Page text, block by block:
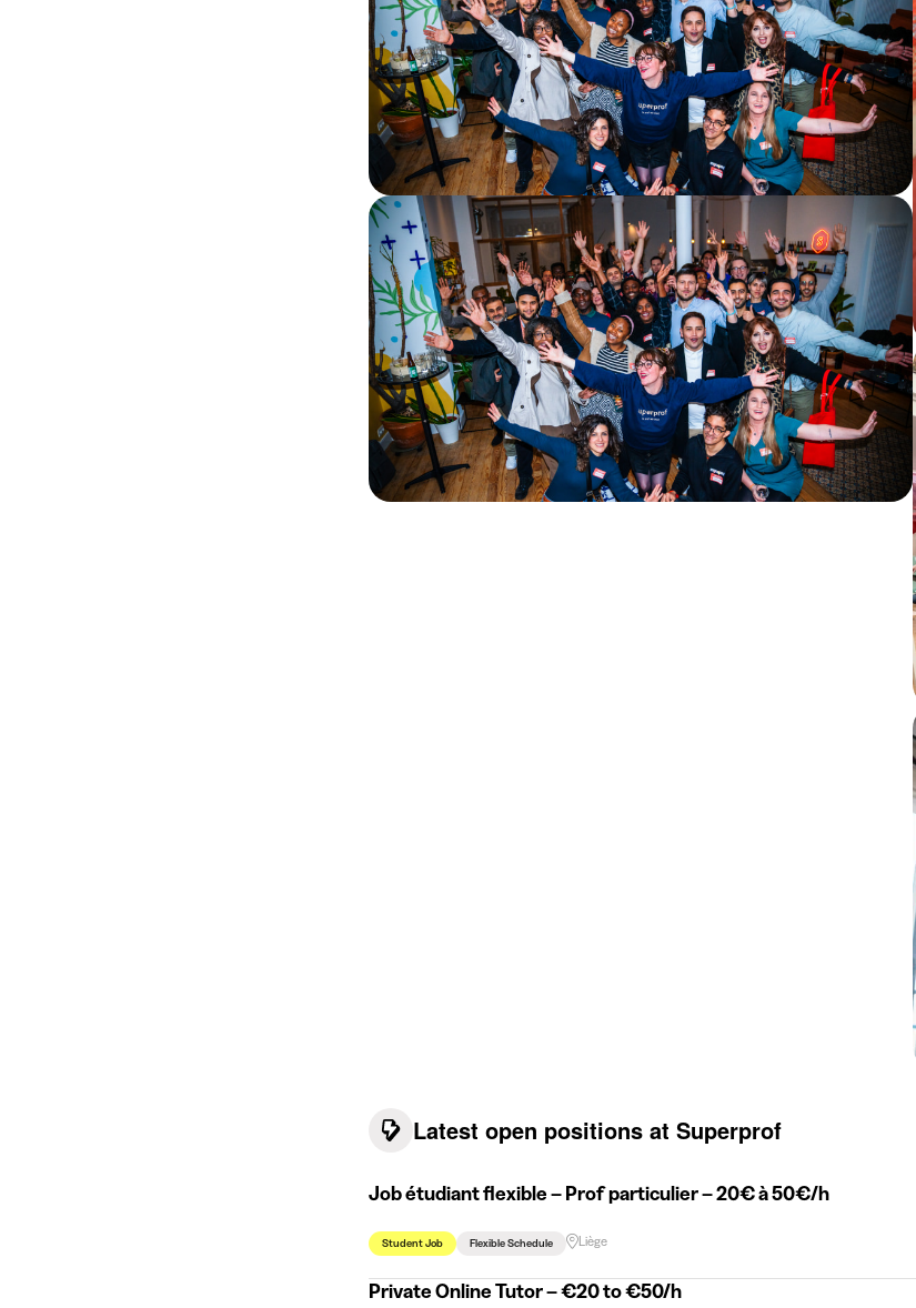
Latest open positions at Superprof
Job étudiant flexible – Prof particulier – 20€ à 50€/h
Student Job Flexible Schedule Liège
Private Online Tutor – €20 to €50/h